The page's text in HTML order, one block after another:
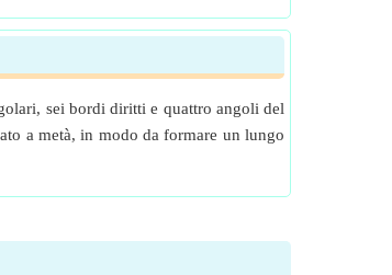
sei bordi diritti e quattro angoli del
a metà, in modo da formare un lungo